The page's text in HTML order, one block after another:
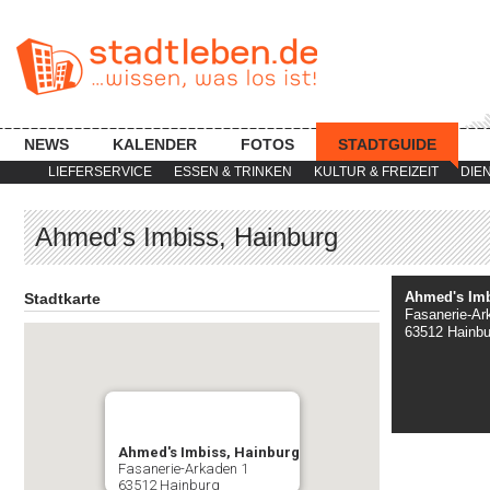
LIEFERSERVICE ESSEN & TRINKEN KULTUR & FREIZEIT
NEWS KALENDER FOTOS STADTGUIDE
Ahmed's Imbiss, Hainburg
Stadtkarte
Ahmed's Imbiss, Hainburg
Fasanerie-Arkaden 1
63512 Hainburg
Ahmed's
Fasanerie-
63512